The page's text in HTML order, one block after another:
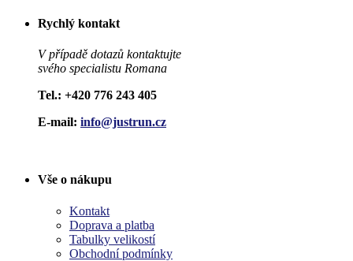
byla:
790,00 Kč.
890,00 Kč.
Rychlý kontakt
V případě dotazů kontaktujte
svého specialistu Romana
Tel.: +420 776 243 405
E-mail: info@justrun.cz
Vše o nákupu
Kontakt
Doprava a platba
Tabulky velikostí
Obchodní podmínky